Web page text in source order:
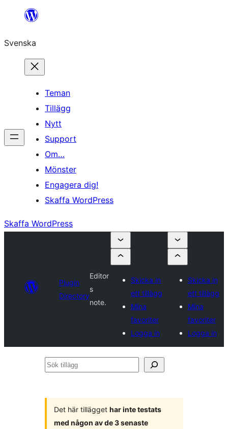
Hoppa
innehåll
Svenska
Teman
Tillägg
Nytt
Support
Om…
Mönster
Engagera dig!
Skaffa WordPress
Skaffa WordPress
Plugin
Directory
Editor
s
note.
Skicka in
ett tillägg
Mina
favoriter
Logga in
Skicka in
ett tillägg
Mina
favoriter
Logga in
Sök
Det här tillägget har inte testats
med någon av de 3 senaste